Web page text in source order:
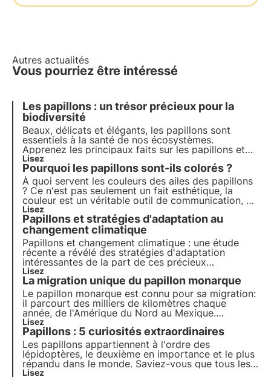
Autres actualités
Vous pourriez être intéressé
Les papillons : un trésor précieux pour la
biodiversité
Beaux, délicats et élégants, les papillons sont
essentiels à la santé de nos écosystèmes.
Apprenez les principaux faits sur les papillons et
leur importance pour la biodiversité. Rejoignez
3Bee pour promouvoir leur protection.
Lisez
Pourquoi les papillons sont-ils colorés ?
À quoi servent les couleurs des ailes des papillons
? Ce n'est pas seulement un fait esthétique, la
couleur est un véritable outil de communication, de
défense et d'adaptation pour ces insectes. Nous
approfondissons ce sujet dans cet article.
Lisez
Papillons et stratégies d'adaptation au
changement climatique
Papillons et changement climatique : une étude
récente a révélé des stratégies d'adaptation
intéressantes de la part de ces précieux
pollinisateurs en Espagne et au Royaume-Uni. Cet
article présente les résultats de la recherche et les
implications pour la biodiversité.
Lisez
La migration unique du papillon monarque
Le papillon monarque est connu pour sa migration:
il parcourt des milliers de kilomètres chaque
année, de l'Amérique du Nord au Mexique.
Découvrez les caractéristiques et le cycle de vie
du papillon monarque ainsi que l'impact du
changement climatique sur ce pollinisateur
emblématique.
Lisez
Papillons : 5 curiosités extraordinaires
Les papillons appartiennent à l'ordre des
lépidoptères, le deuxième en importance et le plus
répandu dans le monde. Saviez-vous que tous les
papillons ne sont pas inoffensifs ? Et que certains
Lisez